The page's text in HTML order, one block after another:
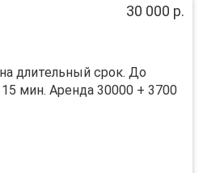
30 000 р.
длительный срок. До
мин. Аренда 30000 + 3700